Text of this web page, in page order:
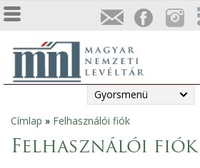
Gyorsmenü
Jelenlegi
hely
Címlap » Felhasználói fiók
Felhasználói fiók